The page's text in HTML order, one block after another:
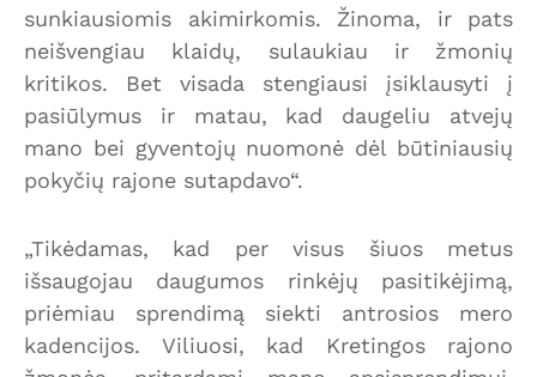
sunkiausiomis akimirkomis. Žinoma, ir pats
neišvengiau klaidų, sulaukiau ir žmonių
kritikos. Bet visada stengiausi įsiklausyti į
pasiūlymus ir matau, kad daugeliu atvejų
mano bei gyventojų nuomonė dėl būtiniausių
pokyčių rajone sutapdavo“.
„Tikėdamas, kad per visus šiuos metus
išsaugojau daugumos rinkėjų pasitikėjimą,
priėmiau sprendimą siekti antrosios mero
kadencijos. Viliuosi, kad Kretingos rajono